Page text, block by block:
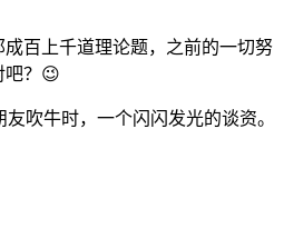
百上千道理论题，之前的一切努
吧？😉
吹牛时，一个闪闪发光的谈资。